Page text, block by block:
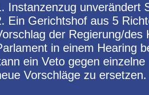
Instanzenzug unverändert
Ein Gerichtshof aus 5
der Regierung/
in einem Hearing
ein Veto gegen
Vorschläge zu ersetzen.